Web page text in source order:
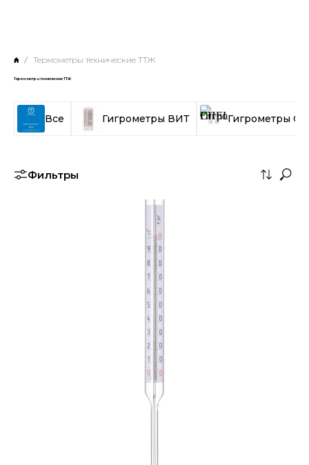
Термометры технические ТТЖ
Термометры технические ТТЖ
Все Гигрометры ВИТ Гигрометры
Фильтры